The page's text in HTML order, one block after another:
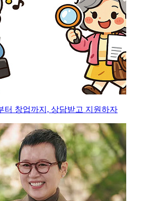
터 창업까지, 상담받고 지원하자